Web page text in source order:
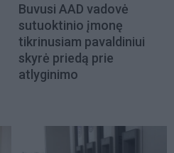
Buvusi AAD vadovė
sutuoktinio įmonę
tikrinusiam pavaldiniui
skyrė priedą prie
atlyginimo